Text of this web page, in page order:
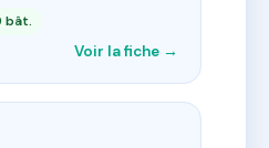
bât.
Voir la fiche →